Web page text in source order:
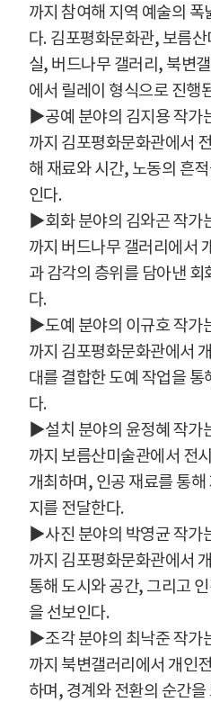
까지 참여해 지역 예술의
다. 김포평화문화관, 보름
실, 버드나무 갤러리 , 북변
에서 릴레이 형식으로 진행
▶공예 분야의 김지용 작가
까지 김포평화문화관에서
해 재료와 시간, 노동의 흔
인다.
▶회화 분야의 김와곤 작가
까지 버드나무 갤러리에서
과 감각의 층위를 담아낸 회
다.
▶도예 분야의 이규호 작가
까지 김포평화문화관에서
대를 결합한 도예 작업을
다.
▶설치 분야의 윤정혜 작가
까지 보름산미술관에서 전시
개최하며 , 인공 재료를 통해
지를 전달한다.
▶사진 분야의 박영균 작가
까지 김포평화문화관에서
통해 도시와 공간, 그리고
을 선보인다.
▶조각 분야의 최낙준 작가
까지 북변갤러리에서 개인전
하며 , 경계와 전환의 순간